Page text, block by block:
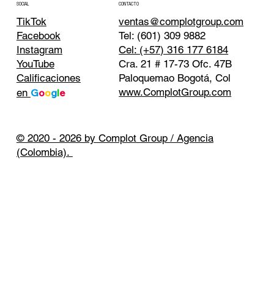
SOCIAL
TikTok
Facebook
Instagram
YouTube
Calificaciones
en Google
CONTACTO
ventas@complotgroup.com
Tel: (601) 309 9882
Cel: (+57) 316 177 6184
Cra. 21 # 17-73 Ofc. 47B
Paloquemao Bogotá, Col
www.ComplotGroup.com
© 2020 - 2026 by Complot Group / Agencia
(Colombia).